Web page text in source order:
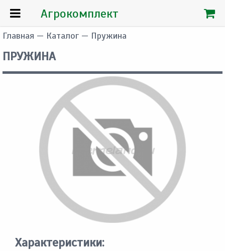
Главная — Каталог — Пружина
ПРУЖИНА
Характеристики:
Агрокомплект